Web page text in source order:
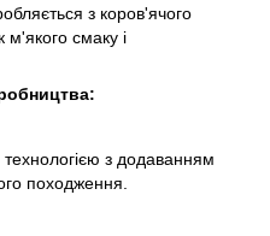
з коров'ячого
м'якого смаку і
з додаванням
походження.